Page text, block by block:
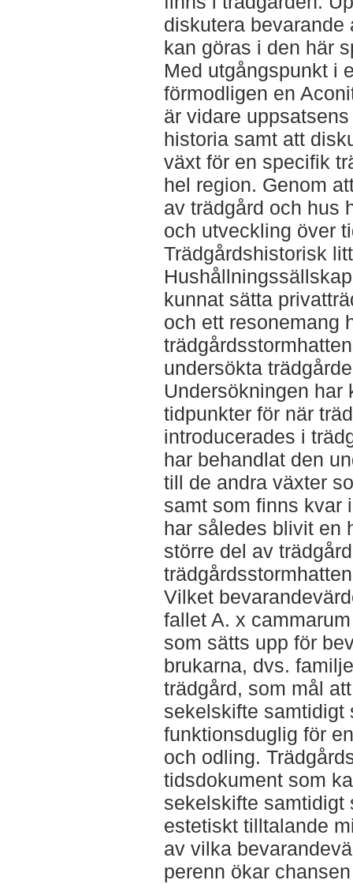
diskutera bevarande
kan göras i den här
Med utgångspunkt i
förmodligen en
är vidare
historia samt att
växt för en specifik
hel region. Genom
av trädgård och hus
och utveckling över
Trädgårdshistorisk
kunnat sätta
och ett resonemang
undersökta
Undersökningen har
tidpunkter för när
introducerades i
har behandlat den
till de andra växter
samt som finns kvar
har således blivit en
större del av
Vilket
fallet A. x
som sätts upp för
brukarna, dvs.
trädgård, som mål
sekelskifte samtidigt
funktionsduglig för
och odling.
tidsdokument som
sekelskifte samtidigt
estetiskt tilltalande
av vilka
perenn ökar